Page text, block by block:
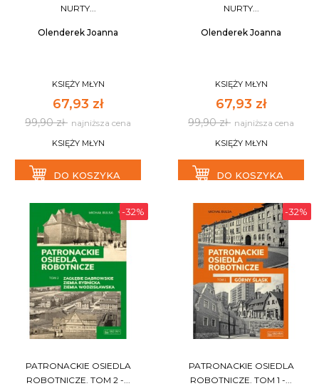
NURTY...
Olenderek Joanna
KSIĘŻY MŁYN
67,93 zł
99,90 zł najniższa cena
KSIĘŻY MŁYN
DO KOSZYKA
NURTY...
Olenderek Joanna
KSIĘŻY MŁYN
67,93 zł
99,90 zł najniższa cena
KSIĘŻY MŁYN
DO KOSZYKA
-32%
PATRONACKIE OSIEDLA
ROBOTNICZE. TOM 2 -...
-32%
PATRONACKIE OSIEDLA
ROBOTNICZE. TOM 1 -...